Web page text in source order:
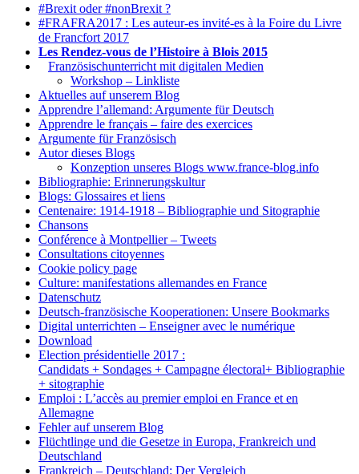
#Brexit oder #nonBrexit ?
#FRAFRA2017 : Les auteur-es invité-es à la Foire du Livre
de Francfort 2017
Les Rendez-vous de l’Histoire à Blois 2015
Französischunterricht mit digitalen Medien
Workshop – Linkliste
Aktuelles auf unserem Blog
Apprendre l’allemand: Argumente für Deutsch
Apprendre le français – faire des exercices
Argumente für Französisch
Autor dieses Blogs
Konzeption unseres Blogs www.france-blog.info
Bibliographie: Erinnerungskultur
Blogs: Glossaires et liens
Centenaire: 1914-1918 – Bibliographie und Sitographie
Chansons
Conférence à Montpellier – Tweets
Consultations citoyennes
Cookie policy page
Culture: manifestations allemandes en France
Datenschutz
Deutsch-französische Kooperationen: Unsere Bookmarks
Digital unterrichten – Enseigner avec le numérique
Download
Election présidentielle 2017 :
Candidats + Sondages + Campagne électoral+ Bibliographie
+ sitographie
Emploi : L’accès au premier emploi en France et en
Allemagne
Fehler auf unserem Blog
Flüchtlinge und die Gesetze in Europa, Frankreich und
Deutschland
Frankreich – Deutschland: Der Vergleich